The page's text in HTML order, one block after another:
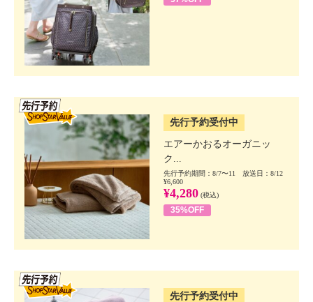
先行予約受付中
エアーかおるオーガニッ
ク...
先行予約期間：8/7〜11 放送日：8/12
¥6,600
¥4,280 (税込)
35%OFF
先行予約受付中